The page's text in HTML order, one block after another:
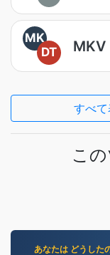
MK
DT
MKV
すべ
こ
あなたは どうした